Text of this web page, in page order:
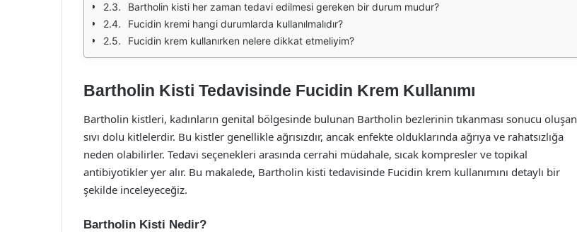
Bartholin kisti her zaman tedavi edilmesi gereken bir durum mudur?
Fucidin kremi hangi durumlarda kullanılmalıdır?
Fucidin krem kullanırken nelere dikkat etmeliyim?
Bartholin Kisti Tedavisinde Fucidin Krem Kullanımı
Bartholin kistleri, kadınların genital bölgesinde bulunan Bartholin bezlerinin tıkanması sonucu oluşan
sıvı dolu kitlelerdir. Bu kistler genellikle ağrısızdır, ancak enfekte olduklarında ağrıya ve rahatsızlığa
neden olabilirler. Tedavi seçenekleri arasında cerrahi müdahale, sıcak kompresler ve topikal
antibiyotikler yer alır. Bu makalede, Bartholin kisti tedavisinde Fucidin krem kullanımını detaylı bir
şekilde inceleyeceğiz.
Bartholin Kisti Nedir?